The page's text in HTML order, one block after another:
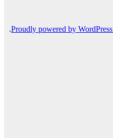
Proudly powered by WordPress
.